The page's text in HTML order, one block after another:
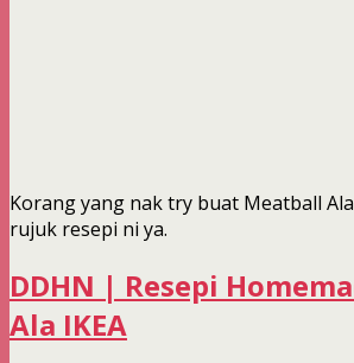
Korang yang nak try buat Meatball
rujuk resepi ni ya.
DDHN | Resepi
Ala IKEA